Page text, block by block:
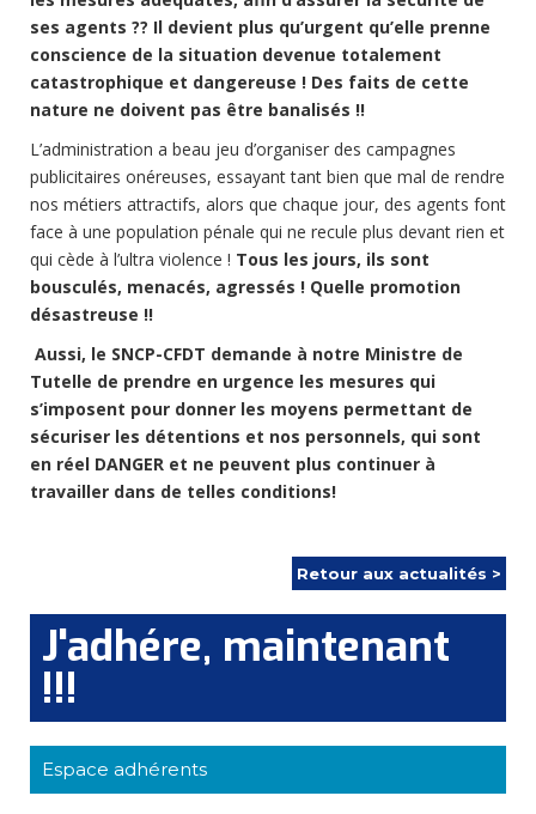
ses agents ?? Il devient plus qu’urgent qu’elle prenne
conscience de la situation devenue totalement
catastrophique et dangereuse ! Des faits de cette
nature ne doivent pas être banalisés !!
L’administration a beau jeu d’organiser des campagnes
publicitaires onéreuses, essayant tant bien que mal de rendre
nos métiers attractifs, alors que chaque jour, des agents font
face à une population pénale qui ne recule plus devant rien et
qui cède à l’ultra violence ! Tous les jours, ils sont
bousculés, menacés, agressés ! Quelle promotion
désastreuse !!
Aussi, le SNCP-CFDT demande à notre Ministre de
Tutelle de prendre en urgence les mesures qui
s’imposent pour donner les moyens permettant de
sécuriser les détentions et nos personnels, qui sont
en réel DANGER et ne peuvent plus continuer à
travailler dans de telles conditions!
Retour aux actualités >
J'adhére, maintenant
!!!
Espace adhérents